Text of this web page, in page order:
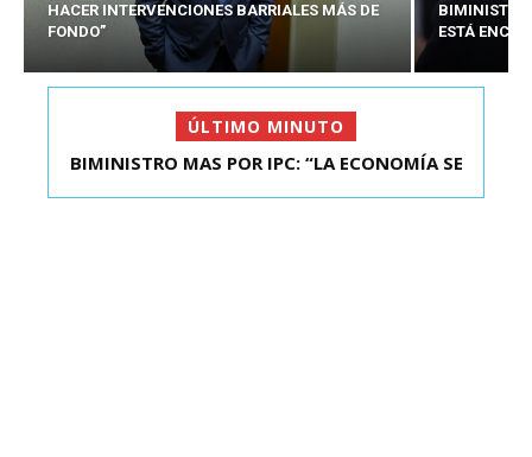
HACER INTERVENCIONES BARRIALES MÁS DE
FONDO”
BIMINISTRO
ESTÁ
ÚLTIMO MINUTO
KAST SE REUNIÓ CON EL PRESIDENTE ELECTO DE
BIMINISTRO MAS POR IPC: “LA ECONOMÍA SE